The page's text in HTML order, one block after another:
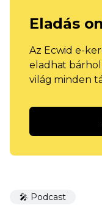
Eladás
Az Ecwid e-
eladhat
világ minden
🎤 Podcast